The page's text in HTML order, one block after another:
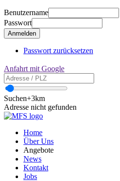
Benutzername
Passwort
Passwort zurücksetzen
Anfahrt mit Google
Suchen+3km
Adresse nicht gefunden
Home
Über Uns
Angebote
News
Kontakt
Jobs